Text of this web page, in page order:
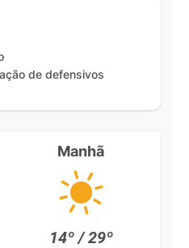
de defensivos
Manhã
14º / 29º